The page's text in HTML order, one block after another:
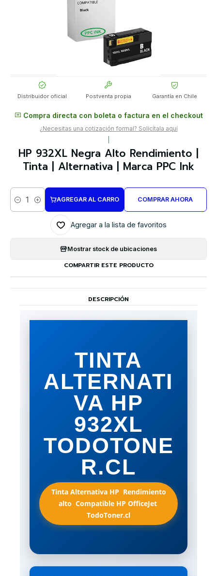
Distribuidor oficial Postventa propia Garantía en Chile
Compra directa con boleta o factura en el checkout
¿Necesitas una cotización formal? Solicítala aquí
HP 932XL Negra Alto Rendimiento |
Tinta | Alternativa | Marca PPC Ink
Cantidad
AGREGAR AL CARRO COMPRAR AHORA
Agregar a la lista de favoritos
Mostrar stock de ubicaciones
COMPARTIR ESTE PRODUCTO
DESCRIPCIÓN
TINTA
ALTERNATI
VA HP
932XL
TODOTONE
R.CL
Tinta Alternativa HP  Rendimiento
alto  Compatible HP OfficeJet 
TodoToner.cl